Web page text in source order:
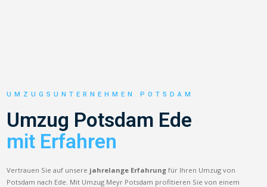
UMZUGSUNTERNEHMEN POTSDAM
Umzug Potsdam Ede
mit Erfahren
Vertrauen Sie auf unsere jahrelange Erfahrung für Ihren Umzug von
Potsdam nach Ede. Mit Umzug Meyr Potsdam profitieren Sie von einem